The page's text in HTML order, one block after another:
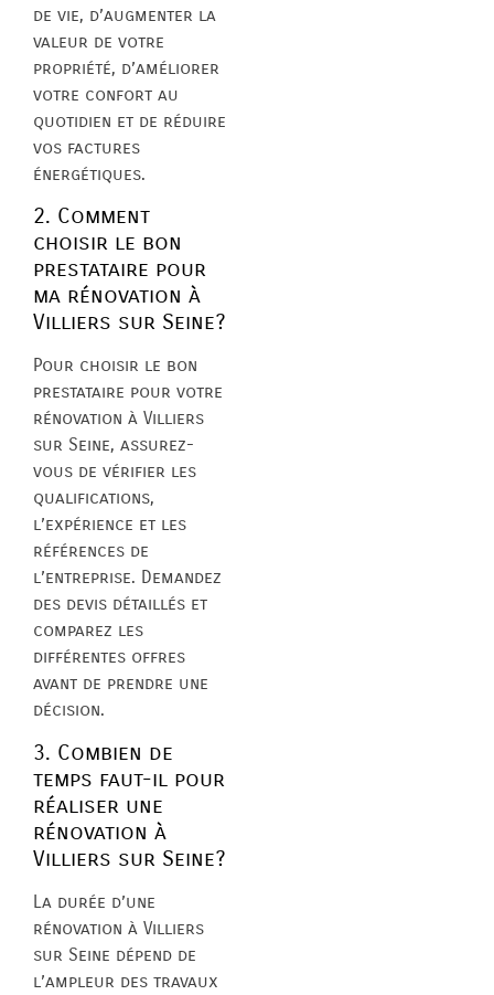
de vie, d’augmenter la
valeur de votre
propriété, d’améliorer
votre confort au
quotidien et de réduire
vos factures
énergétiques.
2. Comment
choisir le bon
prestataire pour
ma rénovation à
Villiers sur Seine?
Pour choisir le bon
prestataire pour votre
rénovation à Villiers
sur Seine, assurez-
vous de vérifier les
qualifications,
l’expérience et les
références de
l’entreprise. Demandez
des devis détaillés et
comparez les
différentes offres
avant de prendre une
décision.
3. Combien de
temps faut-il pour
réaliser une
rénovation à
Villiers sur Seine?
La durée d’une
rénovation à Villiers
sur Seine dépend de
l’ampleur des travaux